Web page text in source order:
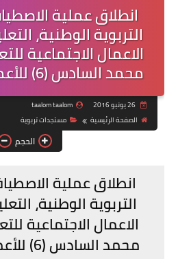
التربوية الوطنية،
الاعمال الاجتماعية
محمد السادس (6) للأعمال الاجتماعية.
taalom taalom
الصفحة الرئيسية
مستجدات تربوية
الحجم
التربوية الوطنية،
الاعمال الاجتماعية
محمد السادس (6) للأعمال الاجتماعية.